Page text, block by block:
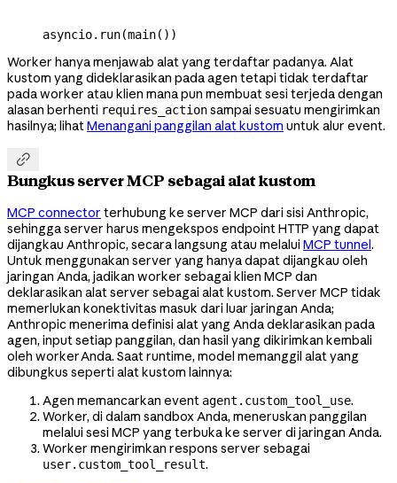
asyncio.run(main())
Worker hanya menjawab alat yang terdaftar padanya. Alat
kustom yang dideklarasikan pada agen tetapi tidak terdaftar
pada worker atau klien mana pun membuat sesi terjeda dengan
alasan berhenti requires_actionsampai sesuatu mengirimkan
hasilnya; lihatMenangani panggilan alat kustom untuk alur event.

Bungkus server MCP sebagai alat kustom
MCP connector terhubung ke server MCP dari sisi Anthropic,
sehingga server harus mengekspos endpoint HTTP yang dapat
dijangkau Anthropic, secara langsung atau melalui MCP tunnel.
Untuk menggunakan server yang hanya dapat dijangkau oleh
jaringan Anda, jadikan worker sebagai klien MCP dan
deklarasikan alat server sebagai alat kustom. Server MCP tidak
memerlukan konektivitas masuk dari luar jaringan Anda;
Anthropic menerima definisi alat yang Anda deklarasikan pada
agen, input setiap panggilan, dan hasil yang dikirimkan kembali
oleh worker Anda. Saat runtime, model memanggil alat yang
dibungkus seperti alat kustom lainnya:
Agen memancarkan event agent.custom_tool_use.
Worker, di dalam sandbox Anda, meneruskan panggilan
melalui sesi MCP yang terbuka ke server di jaringan Anda.
Worker mengirimkan respons server sebagai
user.custom_tool_result.